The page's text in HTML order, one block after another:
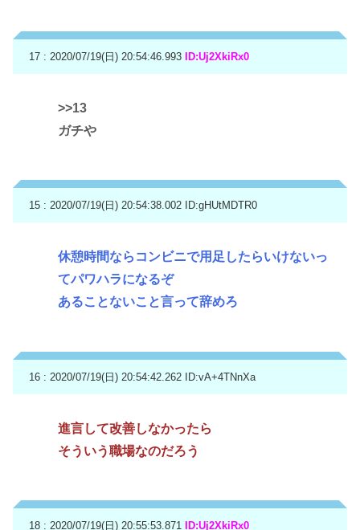
17 : 2020/07/19(日) 20:54:46.993 ID:Uj2XkiRx0
>>13
ガチや
15 : 2020/07/19(日) 20:54:38.002 ID:gHUtMDTR0
休憩時間ならコンビニで用足したらいけないっ
てパワハラになるぞ
あることないこと言って辞めろ
16 : 2020/07/19(日) 20:54:42.262 ID:vA+4TNnXa
進言して改善しなかったら
そういう職場なのだろう
18 : 2020/07/19(日) 20:55:53.871 ID:Uj2XkiRx0